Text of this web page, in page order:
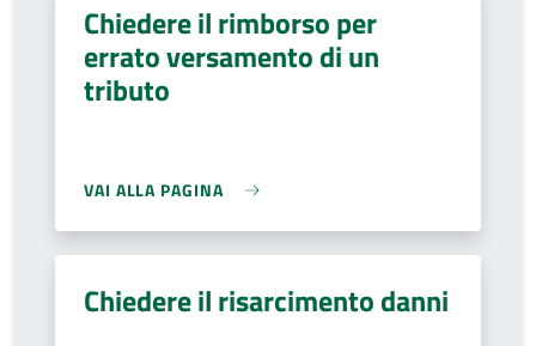
Chiedere il rimborso per
errato versamento di un
tributo
VAI ALLA PAGINA
Chiedere il risarcimento danni